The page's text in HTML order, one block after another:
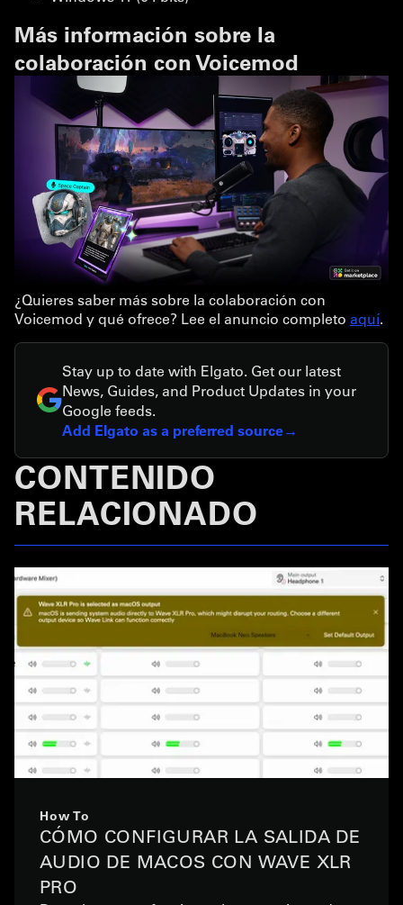
Más información sobre la
colaboración con Voicemod
¿Quieres saber más sobre la colaboración con
Voicemod y qué ofrece? Lee el anuncio completo aquí.
Stay up to date with Elgato. Get our latest
News, Guides, and Product Updates in your
Google feeds.
Add Elgato as a preferred source
CONTENIDO
RELACIONADO
How To
CÓMO CONFIGURAR LA SALIDA DE
AUDIO DE MACOS CON WAVE XLR
PRO